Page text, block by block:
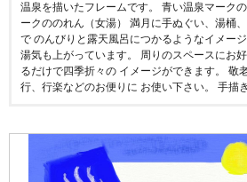
温泉を描いたフレームです。 青い温泉マーク
ークののれん（女湯） 満月に手ぬぐい、湯桶
で のんびりと露天風呂につかるようなイメー
湯気も上がっています。 周りのスペースにお
るだけで四季折々の イメージができます。 敬
行、行楽などのお便りに お使い下さい。 手描